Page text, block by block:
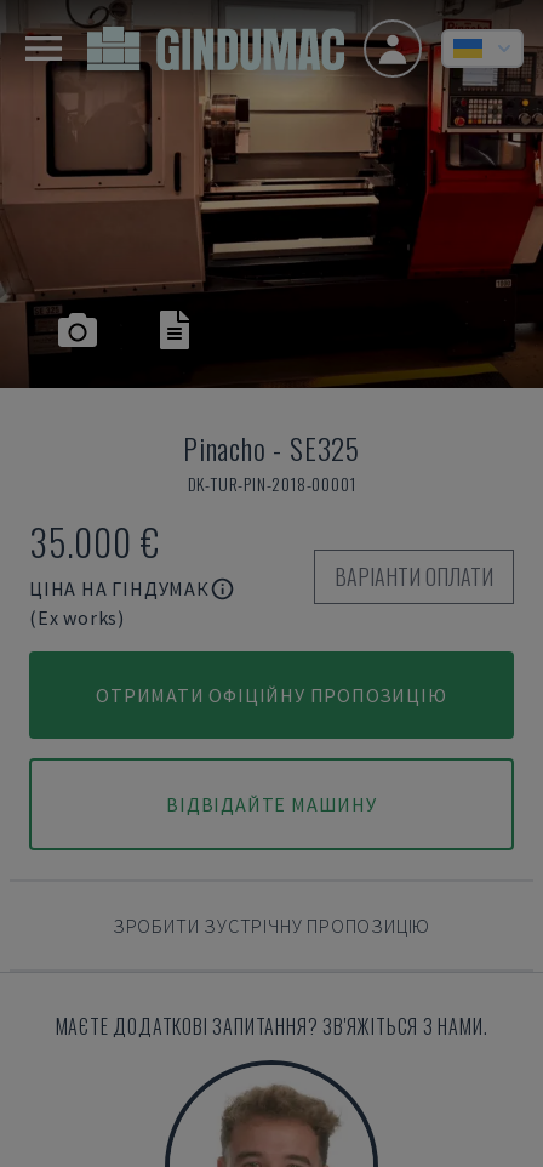
Pinacho - SE325
DK-TUR-PIN-2018-00001
35.000 €
ЦІНА НА ГІНДУМАК
(Ex works)
ВАРІАНТИ ОПЛАТИ
ОТРИМАТИ ОФІЦІЙНУ ПРОПОЗИЦІЮ
ВІДВІДАЙТЕ МАШИНУ
ЗРОБИТИ ЗУСТРІЧНУ ПРОПОЗИЦІЮ
МАЄТЕ ДОДАТКОВІ ЗАПИТАННЯ? ЗВ'ЯЖІТЬСЯ З НАМИ.